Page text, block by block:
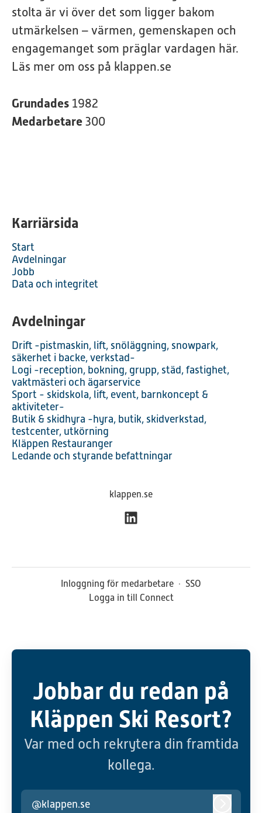
stolta är vi över det som ligger bakom
utmärkelsen – värmen, gemenskapen och
engagemanget som präglar vardagen här.
Läs mer om oss på klappen.se
Grundades 1982
Medarbetare 300
Karriärsida
Start
Avdelningar
Jobb
Data och integritet
Avdelningar
Drift -pistmaskin, lift, snöläggning, snowpark,
säkerhet i backe, verkstad-
Logi -reception, bokning, grupp, städ, fastighet,
vaktmästeri och ägarservice
Sport - skidskola, lift, event, barnkoncept &
aktiviteter-
Butik & skidhyra -hyra, butik, skidverkstad,
testcenter, utkörning
Kläppen Restauranger
Ledande och styrande befattningar
klappen.se
Inloggning för medarbetare · SSO
Logga in till Connect
Jobbar du redan på
Kläppen Ski Resort?
Var med och rekrytera din framtida
kollega.
@klappen.se